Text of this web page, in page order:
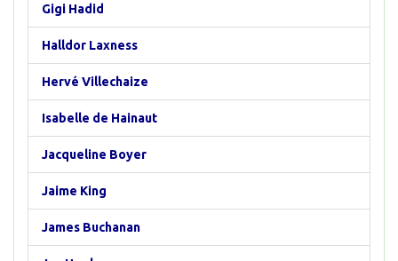
Gigi Hadid
Halldor Laxness
Hervé Villechaize
Isabelle de Hainaut
Jacqueline Boyer
Jaime King
James Buchanan